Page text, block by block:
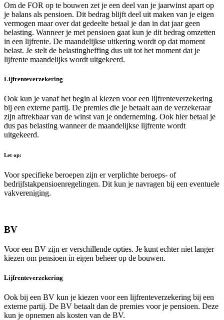
Om de FOR op te bouwen zet je een deel van je jaarwinst apart op
je balans als pensioen. Dit bedrag blijft deel uit maken van je eigen
vermogen maar over dat gedeelte betaal je dan in dat jaar geen
belasting. Wanneer je met pensioen gaat kun je dit bedrag omzetten
in een lijfrente. De maandelijkse uitkering wordt op dat moment
belast. Je stelt de belastingheffing dus uit tot het moment dat je
lijfrente maandelijks wordt uitgekeerd.
Lijfrenteverzekering
Ook kun je vanaf het begin al kiezen voor een lijfrenteverzekering
bij een externe partij. De premies die je betaalt aan de verzekeraar
zijn aftrekbaar van de winst van je onderneming. Ook hier betaal je
dus pas belasting wanneer de maandelijkse lijfrente wordt
uitgekeerd.
Let op:
Voor specifieke beroepen zijn er verplichte beroeps- of
bedrijfstakpensioenregelingen. Dit kun je navragen bij een eventuele
vakvereniging.
BV
Voor een BV zijn er verschillende opties. Je kunt echter niet langer
kiezen om pensioen in eigen beheer op de bouwen.
Lijfrenteverzekering
Ook bij een BV kun je kiezen voor een lijfrenteverzekering bij een
externe partij. De BV betaalt dan de premies voor je pensioen. Deze
kun je opnemen als kosten van de BV.